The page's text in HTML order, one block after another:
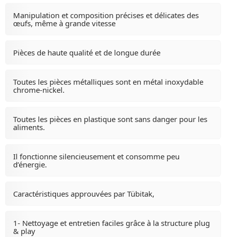
Manipulation et composition précises et délicates des
œufs, même à grande vitesse
Pièces de haute qualité et de longue durée
Toutes les pièces métalliques sont en métal inoxydable
chrome-nickel.
Toutes les pièces en plastique sont sans danger pour les
aliments.
Il fonctionne silencieusement et consomme peu
d’énergie.
Caractéristiques approuvées par Tübitak,
1- Nettoyage et entretien faciles grâce à la structure plug
& play